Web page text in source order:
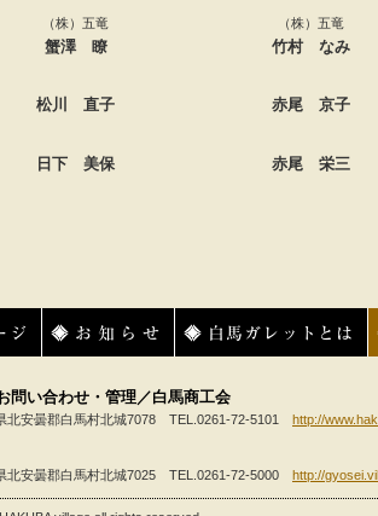
（株）五竜
蟹澤 瞭
（株）五竜
竹村 なみ
松川 直子 赤尾 京子
日下 美保 赤尾 栄三
問い合わせ・管理／白馬商工会
北安曇郡白馬村北城7078 TEL.0261-72-5101 http://
北安曇郡白馬村北城7025 TEL.0261-72-5000 http://